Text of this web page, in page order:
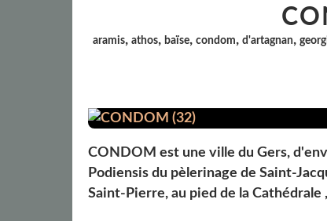
aramis, athos, baïse, condom, d'artagnan,
CONDOM est une ville du Gers,
Podiensis du pèlerinage de Saint-
Saint-Pierre, au pied de la